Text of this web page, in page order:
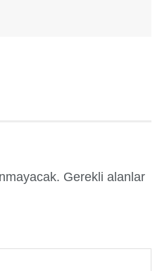
Gerekli alanlar